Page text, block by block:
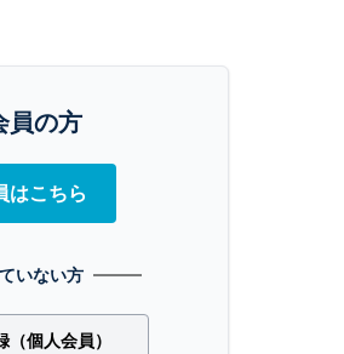
員の方
はこちら
いない方
個人会員）